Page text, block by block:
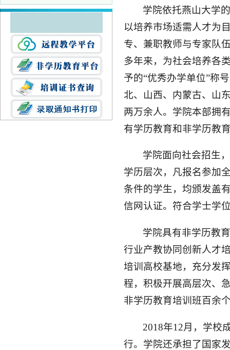
学院依托燕山大学
以培养市场适需人才为
专、兼职教师与专家队
多年来，为社会培养各
予的“优秀办学单位”称
北、山西、内蒙古、山
两万余人。学院本部拥
有学历教育和非学历教
学院面向社会招生
学历层次，凡报名参加
条件的学生，均颁发盖
信网认证。符合学士学
学院具有非学历教
行业产教协同创新人才
培训高校基地，充分发
程，积极开展高层次、
非学历教育培训班百余
2018年12月，学校
行。学院还承担了国家